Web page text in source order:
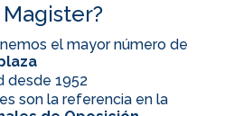
el mayor número de
desde 1952
son la referencia en la